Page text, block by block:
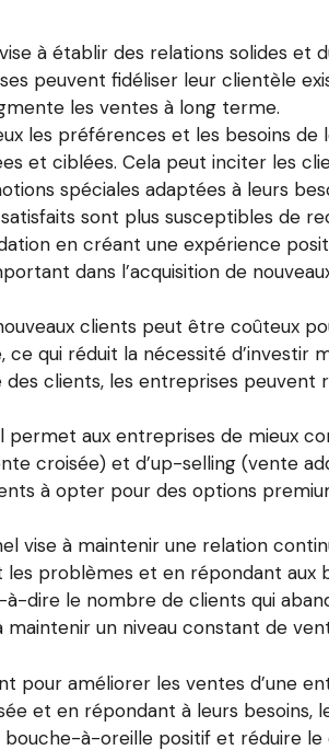
à établir des relations solides et
peuvent fidéliser leur clientèle
les ventes à long terme.
les préférences et les besoins
et ciblées. Cela peut inciter les
spéciales adaptées à leurs
sont plus susceptibles de
en créant une expérience
dans l’acquisition de
clients peut être coûteux
qui réduit la nécessité d’investir
clients, les entreprises
aux entreprises de mieux
croisée) et d’up-selling (vente
à opter pour des options
vise à maintenir une relation
problèmes et en répondant aux
dire le nombre de clients qui
un niveau constant de
pour améliorer les ventes d’une
et en répondant à leurs
à-oreille positif et réduire